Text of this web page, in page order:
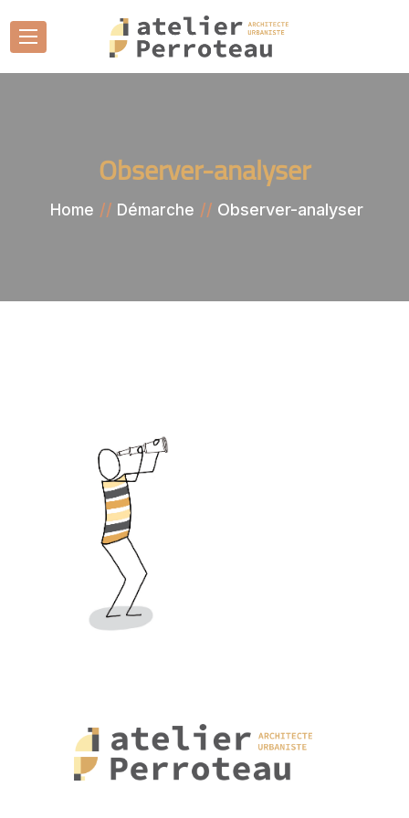
Observer-analyser
Home Démarche Observer-analyser